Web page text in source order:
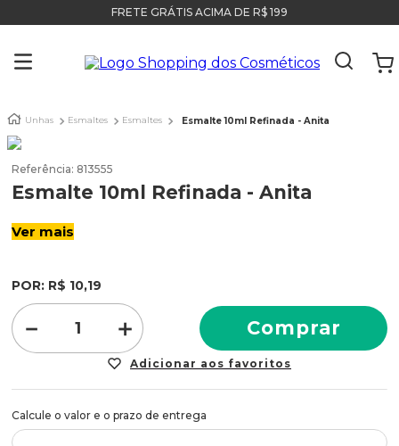
FRETE GRÁTIS ACIMA DE R$ 199
Unhas Esmaltes Esmaltes Esmalte 10ml Refinada - Anita
Referência: 813555
Esmalte 10ml Refinada - Anita
Ver mais
POR: R$ 10,19
＋
－ Comprar